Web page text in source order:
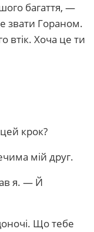
багаття, —
звати Гораном.
втік. Хоча це ти
крок?
мій друг.
я. — Й
Що тебе